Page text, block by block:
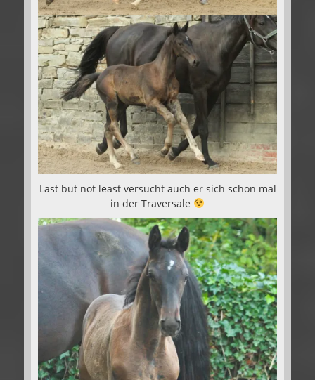
Last but not least versucht auch er sich schon mal
in der Traversale